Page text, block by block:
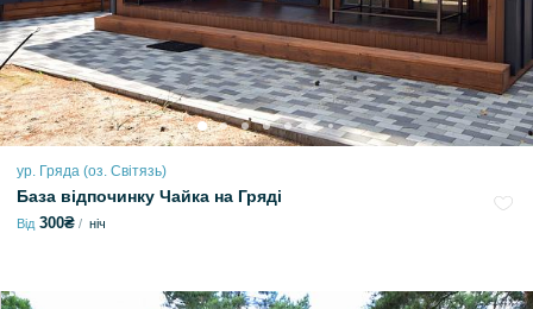
ур. Гряда (оз. Світязь)
База відпочинку Чайка на Гряді
Від 300₴ ніч